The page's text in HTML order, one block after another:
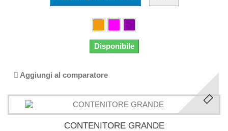
Disponibile
Aggiungi al comparatore
CONTENITORE GRANDE